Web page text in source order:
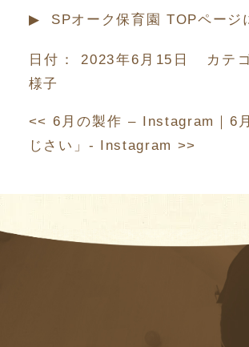
▶︎ SPオーク保育園 TOPページ
日付：2023年6月15日 カテゴ
様子
<< 6月の製作 – Instagram ｜6
じさい」- Instagram >>